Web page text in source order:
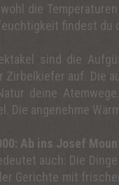
die
findest du
sind die
Zirbelkiefer auf. Die
deine
Die angenehme
Ab ins Josef
auch: Die
Gerichte mit